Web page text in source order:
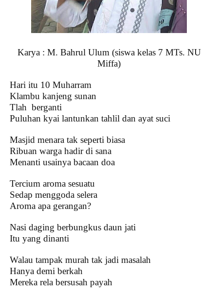
Karya : M. Bahrul Ulum (siswa kelas 7 MTs. NU
Miffa)
Hari itu 10 Muharram
Klambu kanjeng sunan
Tlah berganti
Puluhan kyai lantunkan tahlil dan ayat suci
Masjid menara tak seperti biasa
Ribuan warga hadir di sana
Menanti usainya bacaan doa
Tercium aroma sesuatu
Sedap menggoda selera
Aroma apa gerangan?
Nasi daging berbungkus daun jati
Itu yang dinanti
Walau tampak murah tak jadi masalah
Hanya demi berkah
Mereka rela bersusah payah